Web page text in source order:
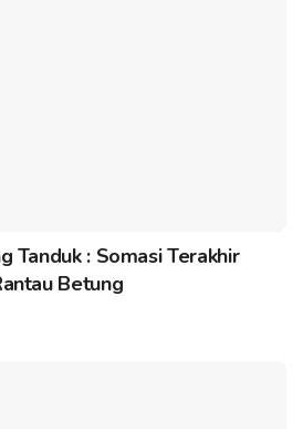
Tanduk : Somasi Terakhir
Betung